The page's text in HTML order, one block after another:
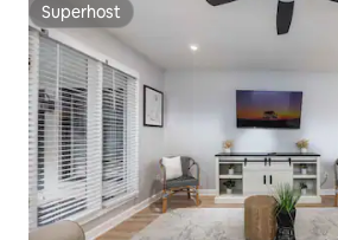
Superhost
Superhost